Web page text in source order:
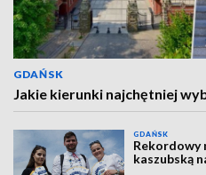
GDAŃSK
Jakie kierunki najchętniej
GDAŃSK
Rekordowy
kaszubską